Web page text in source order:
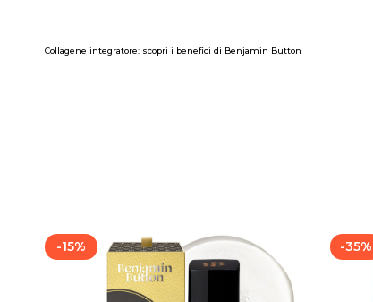
Collagene integratore: scopri i benefici di Benjamin Button
-15% -35%